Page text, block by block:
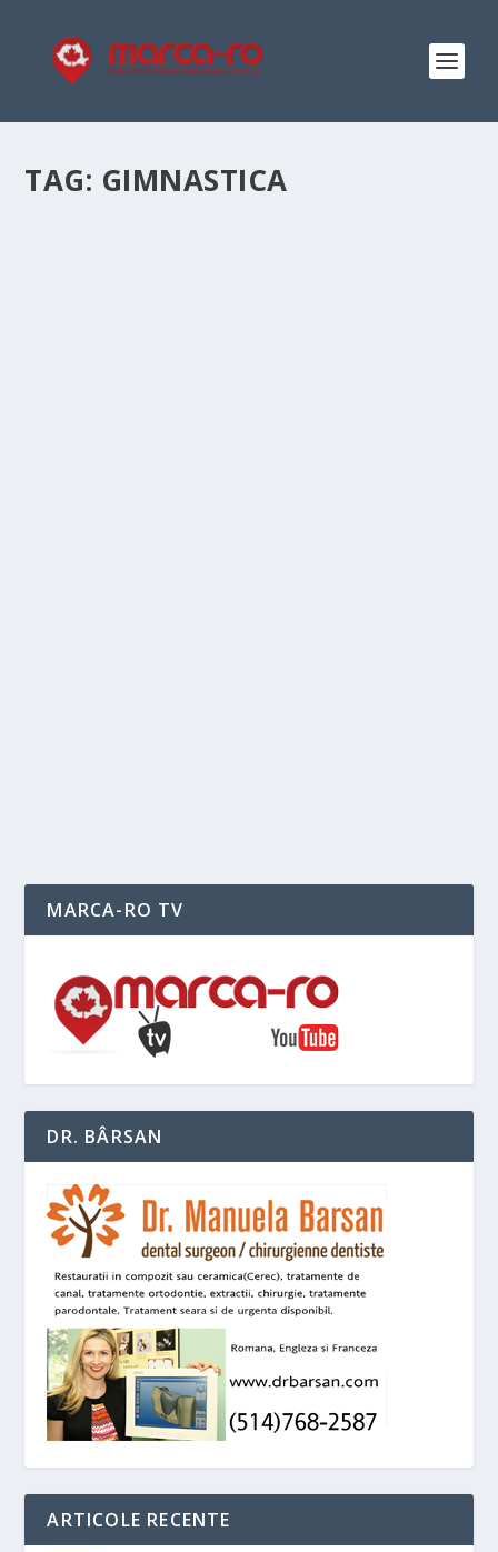
TAG: GIMNASTICA
MARCA-RO TV
DR. BÂRSAN
ARTICOLE RECENTE